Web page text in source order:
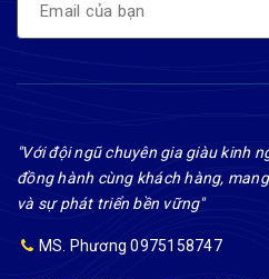
"Với đội ngũ chuyên gia giàu kinh
đồng hành cùng khách hàng,
và sự phát triển bền vững"
MS. Phương 0975158747